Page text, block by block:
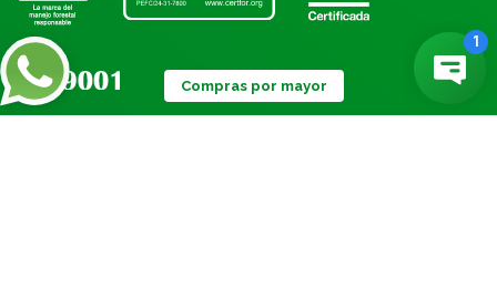
Compras por mayor